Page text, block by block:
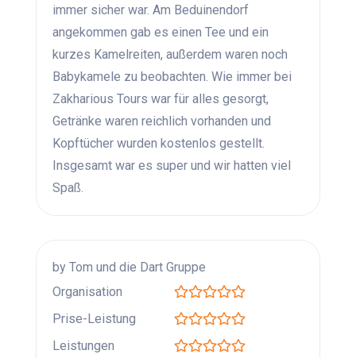
immer sicher war. Am Beduinendorf
angekommen gab es einen Tee und ein
kurzes Kamelreiten, außerdem waren noch
Babykamele zu beobachten. Wie immer bei
Zakharious Tours war für alles gesorgt,
Getränke waren reichlich vorhanden und
Kopftücher wurden kostenlos gestellt.
Insgesamt war es super und wir hatten viel
Spaß.
by Tom und die Dart Gruppe
Organisation
Prise-Leistung
Leistungen